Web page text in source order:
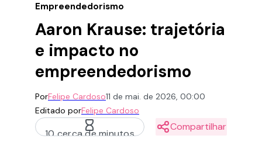
Empreendedorismo
Aaron Krause: trajetória
e impacto no
empreendedorismo
PorFelipe Cardoso11 de mai. de 2026, 00:00
Editado porFelipe Cardoso
10 cerca de minutos
Compartilhar